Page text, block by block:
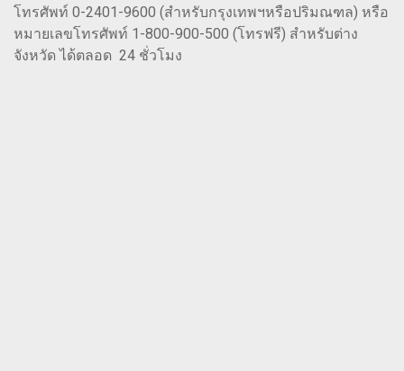
โทรศัพท์ 0-2401-9600 (สำหรับกรุงเทพฯหรือปริมณฑล) หรือ
หมายเลขโทรศัพท์ 1-800-900-500 (โทรฟรี) สำหรับต่าง
จังหวัด ได้ตลอด 24 ชั่วโมง